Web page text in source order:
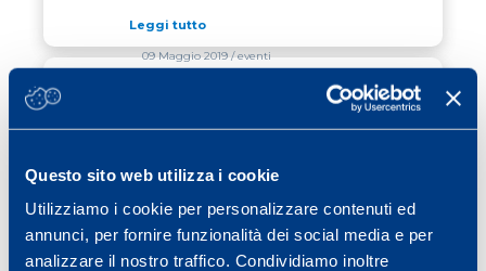
Questo sito web utilizza i cookie
Utilizziamo i cookie per personalizzare contenuti ed
annunci, per fornire funzionalità dei social media e per
analizzare il nostro traffico. Condividiamo inoltre
Leggi tutto
LO SPECIALE “NERO&VERDE” SUL NOSTRO
09 Maggio 2019/ eventi
LO SPECIALE “NERO&VERDE” SUL
Leggi tutto
PARTECIPAZIONE RECORD PER IL 9° CONVEGNO
PARTECIPAZIONE RECORD PER IL 9°
MAPEI SPORT